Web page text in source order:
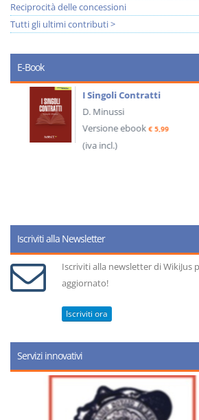
Reciprocità delle concessioni
Tutti gli ultimi contributi >
E-Book
I Singoli Contratti
D. Minussi
Versione ebook€ 5,99
(iva incl.)
Iscriviti alla Newsletter
Iscriviti alla newsletter di WikiJus
aggiornato!
Iscriviti ora
Servizi innovativi